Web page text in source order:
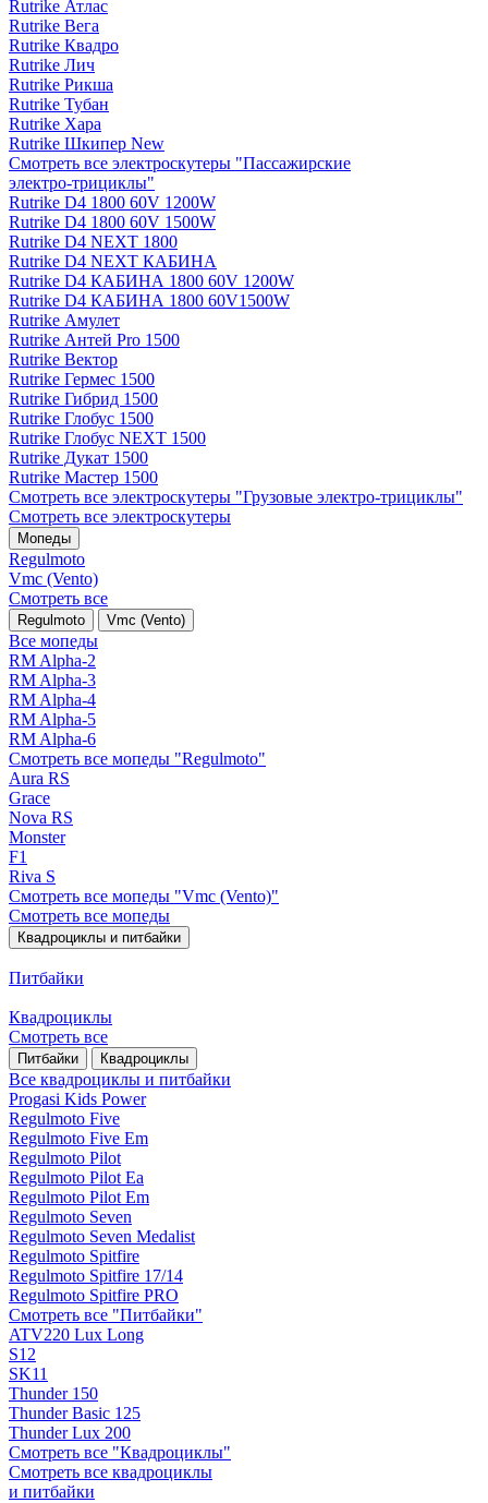
Rutrike Атлас
Rutrike Вега
Rutrike Квадро
Rutrike Лич
Rutrike Рикша
Rutrike Тубан
Rutrike Хара
Rutrike Шкипер New
Смотреть все электро­скутеры "Пассажирские
электро‑трициклы"
Rutrike D4 1800 60V 1200W
Rutrike D4 1800 60V 1500W
Rutrike D4 NEXT 1800
Rutrike D4 NEXT КАБИНА
Rutrike D4 КАБИНА 1800 60V 1200W
Rutrike D4 КАБИНА 1800 60V1500W
Rutrike Амулет
Rutrike Антей Pro 1500
Rutrike Вектор
Rutrike Гермес 1500
Rutrike Гибрид 1500
Rutrike Глобус 1500
Rutrike Глобус NEXT 1500
Rutrike Дукат 1500
Rutrike Мастер 1500
Смотреть все электро­скутеры "Грузовые электро‑трициклы"
Смотреть все электро­скутеры
Мопеды
Regulmoto
Vmc (Vento)
Смотреть все
Regulmoto Vmc (Vento)
Все мопеды
RM Alpha-2
RM Alpha-3
RM Alpha-4
RM Alpha-5
RM Alpha-6
Смотреть все мопеды "Regulmoto"
Aura RS
Grace
Nova RS
Monster
F1
Riva S
Смотреть все мопеды "Vmc (Vento)"
Смотреть все мопеды
Квадроциклы и питбайки
Питбайки
Квадроциклы
Смотреть все
Питбайки Квадроциклы
Все квадроциклы и питбайки
Progasi Kids Power
Regulmoto Five
Regulmoto Five Em
Regulmoto Pilot
Regulmoto Pilot Ea
Regulmoto Pilot Em
Regulmoto Seven
Regulmoto Seven Medalist
Regulmoto Spitfire
Regulmoto Spitfire 17/14
Regulmoto Spitfire PRO
Смотреть все "Питбайки"
ATV220 Lux Long
S12
SK11
Thunder 150
Thunder Basic 125
Thunder Lux 200
Смотреть все "Квадроциклы"
Смотреть все квадроциклы
и питбайки